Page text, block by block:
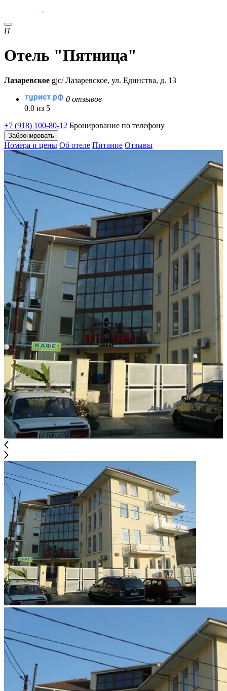
П
Отель "Пятница"
Лазаревское gjc/ Лазаревское, ул. Единства, д. 13
0 отзывов
0.0 из 5
+7 (918) 100-80-12 Бронирование по телефону
Забронировать
Номера и цены Об отеле Питание Отзывы